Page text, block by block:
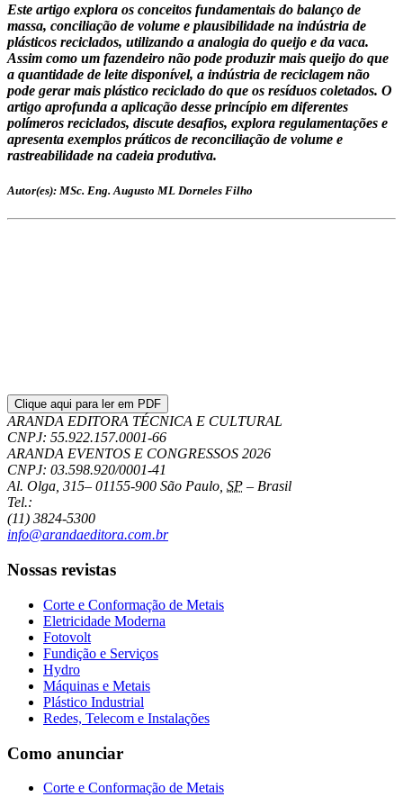
Este artigo explora os conceitos fundamentais do balanço de
massa, conciliação de volume e plausibilidade na indústria de
plásticos reciclados, utilizando a analogia do queijo e da vaca.
Assim como um fazendeiro não pode produzir mais queijo do que
a quantidade de leite disponível, a indústria de reciclagem não
pode gerar mais plástico reciclado do que os resíduos coletados. O
artigo aprofunda a aplicação desse princípio em diferentes
polímeros reciclados, discute desafios, explora regulamentações e
apresenta exemplos práticos de reconciliação de volume e
rastreabilidade na cadeia produtiva.
Autor(es): MSc. Eng. Augusto ML Dorneles Filho
Clique aqui para ler em PDF
ARANDA EDITORA TÉCNICA E CULTURAL
CNPJ: 55.922.157.0001-66
ARANDA EVENTOS E CONGRESSOS 2026
CNPJ: 03.598.920/0001-41
Al. Olga, 315– 01155-900 São Paulo SP – Brasil
Tel.:
(11) 3824-5300
info@arandaeditora.com.br
Nossas revistas
Corte e Conformação de Metais
Eletricidade Moderna
Fotovolt
Fundição e Serviços
Hydro
Máquinas e Metais
Plástico Industrial
Redes, Telecom e Instalações
Como anunciar
Corte e Conformação de Metais